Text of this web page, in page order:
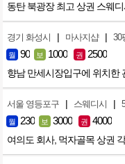
동탄 북광장 최고 상권 스웨
경기 화성시 | 마사지샵 | 30
월 90 보 1000 권 2500
향남 만세시장입구에 위치한
서울 영등포구 | 스웨디시 |
월 230 보 3000 권 4000
여의도 회사, 먹자골목 상권